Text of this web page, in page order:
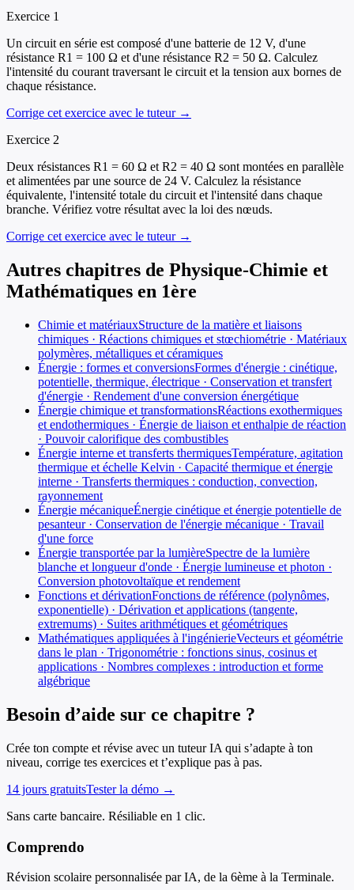
Exercice 1
Un circuit en série est composé d'une batterie de 12 V, d'une
résistance R1 = 100 Ω et d'une résistance R2 = 50 Ω. Calculez
l'intensité du courant traversant le circuit et la tension aux bornes de
chaque résistance.
Corrige cet exercice avec le tuteur →
Exercice 2
Deux résistances R1 = 60 Ω et R2 = 40 Ω sont montées en parallèle
et alimentées par une source de 24 V. Calculez la résistance
équivalente, l'intensité totale du circuit et l'intensité dans chaque
branche. Vérifiez votre résultat avec la loi des nœuds.
Corrige cet exercice avec le tuteur →
Autres chapitres de Physique-Chimie et
Mathématiques en 1ère
Chimie et matériauxStructure de la matière et liaisons
chimiques · Réactions chimiques et stœchiométrie · Matériaux
polymères, métalliques et céramiques
Énergie : formes et conversionsFormes d'énergie : cinétique,
potentielle, thermique, électrique · Conservation et transfert
d'énergie · Rendement d'une conversion énergétique
Énergie chimique et transformationsRéactions exothermiques
et endothermiques · Énergie de liaison et enthalpie de réaction
· Pouvoir calorifique des combustibles
Énergie interne et transferts thermiquesTempérature, agitation
thermique et échelle Kelvin · Capacité thermique et énergie
interne · Transferts thermiques : conduction, convection,
rayonnement
Énergie mécaniqueÉnergie cinétique et énergie potentielle de
pesanteur · Conservation de l'énergie mécanique · Travail
d'une force
Énergie transportée par la lumièreSpectre de la lumière
blanche et longueur d'onde · Énergie lumineuse et photon ·
Conversion photovoltaïque et rendement
Fonctions et dérivationFonctions de référence (polynômes,
exponentielle) · Dérivation et applications (tangente,
extremums) · Suites arithmétiques et géométriques
Mathématiques appliquées à l'ingénierieVecteurs et géométrie
dans le plan · Trigonométrie : fonctions sinus, cosinus et
applications · Nombres complexes : introduction et forme
algébrique
Besoin d’aide sur ce chapitre ?
Crée ton compte et révise avec un tuteur IA qui s’adapte à ton
niveau, corrige tes exercices et t’explique pas à pas.
14 jours gratuitsTester la démo →
Sans carte bancaire. Résiliable en 1 clic.
Comprendo
Révision scolaire personnalisée par IA, de la 6ème à la Terminale.